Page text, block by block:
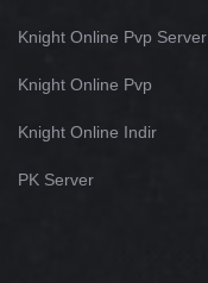
Knight Online Pvp Server
Knight Online Pvp
Knight Online Indir
PK Server